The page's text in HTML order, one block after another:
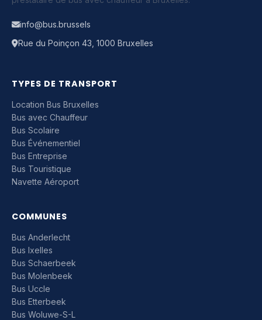
info@bus.brussels
Rue du Poinçon 43, 1000 Bruxelles
TYPES DE TRANSPORT
Location Bus Bruxelles
Bus avec Chauffeur
Bus Scolaire
Bus Événementiel
Bus Entreprise
Bus Touristique
Navette Aéroport
COMMUNES
Bus Anderlecht
Bus Ixelles
Bus Schaerbeek
Bus Molenbeek
Bus Uccle
Bus Etterbeek
Bus Woluwe-S-L